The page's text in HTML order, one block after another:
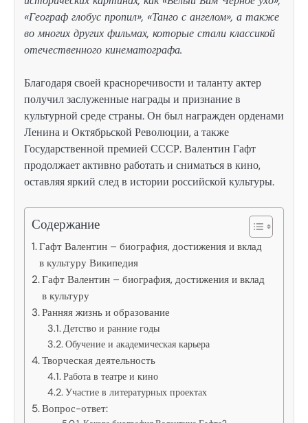
«Географ глобус пропил», «Танго с ангелом», а также
во многих других фильмах, которые стали классикой
отечественного кинематографа.
Благодаря своей красноречивости и таланту актер
получил заслуженные награды и признание в
культурной среде страны. Он был награжден орденами
Ленина и Октябрьской Революции, а также
Государственной премией СССР. Валентин Гафт
продолжает активно работать и сниматься в кино,
оставляя яркий след в истории российской культуры.
Содержание
Гафт Валентин – биография, достижения и вклад
в культуру Википедия
Гафт Валентин – биография, достижения и вклад
в культуру
Ранняя жизнь и образование
Детство и ранние годы
Обучение и академическая карьера
Творческая деятельность
Работа в театре и кино
Участие в литературных проектах
Вопрос-ответ: